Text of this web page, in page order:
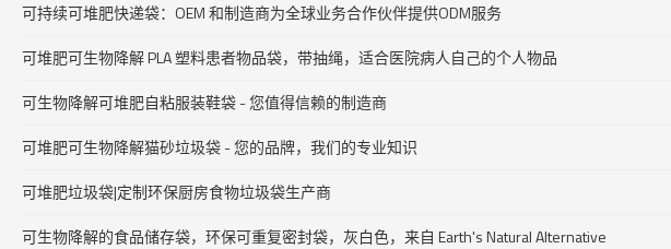
可持续可堆肥快递袋：OEM 和制造商为全球业务合作伙伴提供ODM服务
可堆肥可生物降解 PLA 塑料患者物品袋，带抽绳，适合医院病人自己的个人物品
可生物降解可堆肥自粘服装鞋袋 - 您值得信赖的制造商
可堆肥可生物降解猫砂垃圾袋 - 您的品牌，我们的专业知识
可堆肥垃圾袋|定制环保厨房食物垃圾袋生产商
可生物降解的食品储存袋，环保可重复密封袋，灰白色，来自 Earth's Natural Alternative